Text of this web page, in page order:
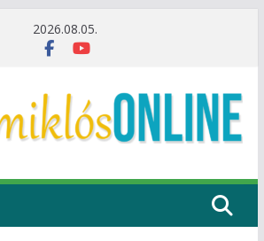
2026.08.05.